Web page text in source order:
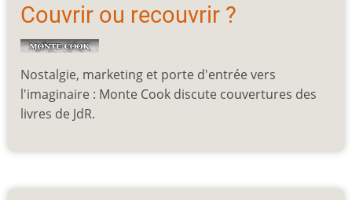
Couvrir ou recouvrir ?
Nostalgie, marketing et porte d'entrée vers
l'imaginaire : Monte Cook discute couvertures des
livres de JdR.